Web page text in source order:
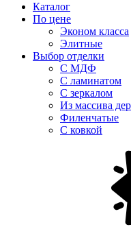
Каталог
По цене
Эконом класса
Элитные
Выбор отделки
С МДФ
С ламинатом
С зеркалом
Из массива
Филенчатые
С ковкой